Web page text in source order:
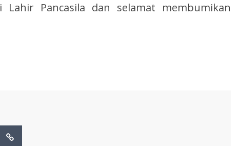
Lahir Pancasila dan selamat membumikan